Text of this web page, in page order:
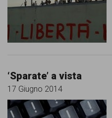
‘Sparate’ a vista
17 Giugno 2014